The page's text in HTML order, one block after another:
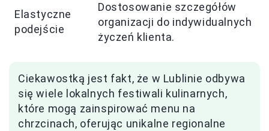
Elastyczne
podejście
Dostosowanie szczegółów
organizacji do indywidualnych
życzeń klienta.
Ciekawostką jest fakt, że w Lublinie odbywa
się wiele lokalnych festiwali kulinarnych,
które mogą zainspirować menu na
chrzcinach, oferując unikalne regionalne